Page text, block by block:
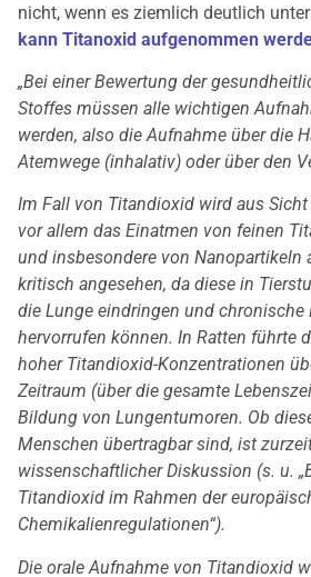
nicht, wenn es ziemlich deutlich
kann Titanoxid aufgenommen
„Bei einer Bewertung der
Stoffes müssen alle wichtigen
werden, also die Aufnahme über die
Atemwege (inhalativ) oder über den
Im Fall von Titandioxid wird aus
vor allem das Einatmen von feinen
und insbesondere von Nanopartikeln
kritisch angesehen, da diese in
die Lunge eindringen und chronische
hervorrufen können. In Ratten führte
hoher Titandioxid-Konzentrationen
Zeitraum (über die gesamte
Bildung von Lungentumoren. Ob
Menschen übertragbar sind, ist
wissenschaftlicher Diskussion (s. u.
Titandioxid im Rahmen der
Chemikalienregulationen“).
Die orale Aufnahme von Titandioxid